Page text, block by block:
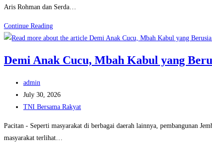
Narkoba
Masyarakat
Aris Rohman dan Serda…
Continue ReadingTNI
Latih
Siswa
Nglebo,
Tanamkan
Disiplin
dan
Demi Anak Cucu, Mbah Kabul yang
Post
author:
admin
Post
published:
July 30, 2026
Post
TNI Bersama Rakyat
Pacitan - Seperti masyarakat di berbagai daerah lainnya, pembangunan
masyarakat terlihat…